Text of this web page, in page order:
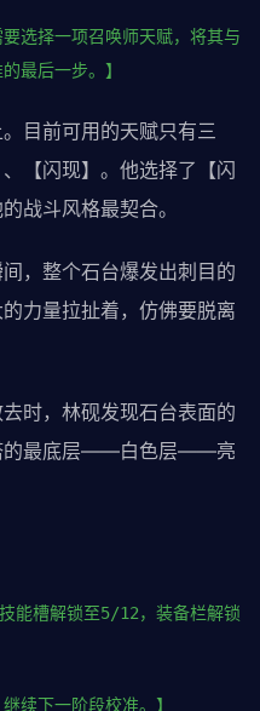
选择一项召唤师天赋，将其与
最后一步。】
目前可用的天赋只有三
【闪现】。他选择了【闪
战斗风格最契合。
，整个石台爆发出刺目的
力量拉扯着，仿佛要脱离
时，林砚发现石台表面的
的最底层——白色层——亮
能槽解锁至5/12，装备栏解锁
续下一阶段校准。】